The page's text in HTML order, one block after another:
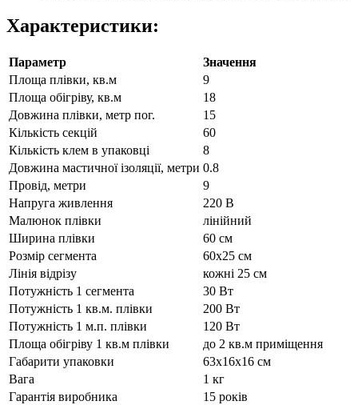
Характеристики:
Параметр
Значення
Площа плівки, кв.м
9
Площа обігріву, кв.м
18
Довжина плівки, метр пог.
15
Кількість секцій
60
Кількість клем в упаковці
8
Довжина мастичної ізоляції, метри 0.8
Провід, метри
9
Напруга живлення
220 В
Малюнок плівки
лінійний
Ширина плівки
60 см
Розмір сегмента
60х25 см
Лінія відрізу
кожні 25 см
Потужність 1 сегмента
30 Вт
Потужність 1 кв.м. плівки
200 Вт
Потужність 1 м.п. плівки
120 Вт
Площа обігріву 1 кв.м плівки
до 2 кв.м приміщення
Габарити упаковки
63х16х16 см
Вага
1 кг
Гарантія виробника
15 років